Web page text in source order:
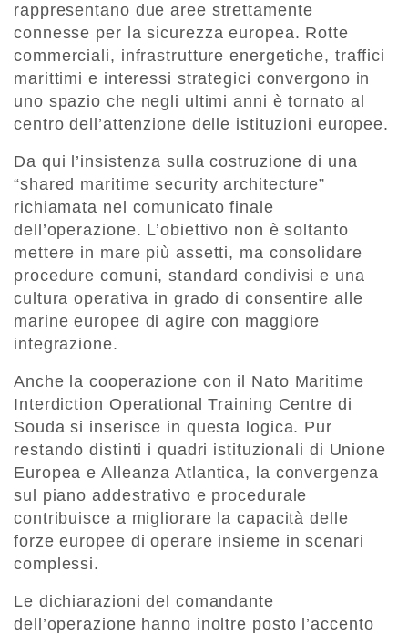
rappresentano due aree strettamente
connesse per la sicurezza europea. Rotte
commerciali, infrastrutture energetiche, traffici
marittimi e interessi strategici convergono in
uno spazio che negli ultimi anni è tornato al
centro dell’attenzione delle istituzioni europee.
Da qui l’insistenza sulla costruzione di una
“shared maritime security architecture”
richiamata nel comunicato finale
dell’operazione. L’obiettivo non è soltanto
mettere in mare più assetti, ma consolidare
procedure comuni, standard condivisi e una
cultura operativa in grado di consentire alle
marine europee di agire con maggiore
integrazione.
Anche la cooperazione con il Nato Maritime
Interdiction Operational Training Centre di
Souda si inserisce in questa logica. Pur
restando distinti i quadri istituzionali di Unione
Europea e Alleanza Atlantica, la convergenza
sul piano addestrativo e procedurale
contribuisce a migliorare la capacità delle
forze europee di operare insieme in scenari
complessi.
Le dichiarazioni del comandante
dell’operazione hanno inoltre posto l’accento